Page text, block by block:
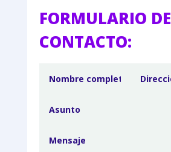
FORMULARIO DE
CONTACTO: